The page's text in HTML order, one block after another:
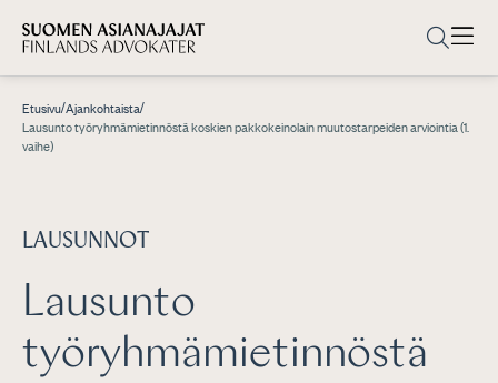
Etusivu/Ajankohtaista/
Lausunto työryhmämietinnöstä koskien pakkokeinolain muutostarpeiden arviointia (1.
vaihe)
LAUSUNNOT
Lausunto
työryhmämietinnöstä